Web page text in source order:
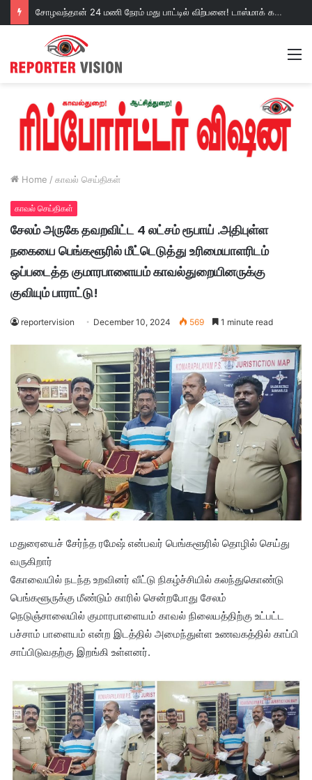
சோழவந்தான் 24 மணி நேரம் மது பாட்டில் விற்பனை! டாஸ்மாக் கடையை அகற்றக்கோரி பெண்கள் முற்றுகை போராட்டம்!https://youtu.be/y9p916tqOMs?si=p7N7Qbivb3WsTj2W
Home / காவல் செய்திகள்
காவல் செய்திகள்
சேலம் அருகே தவறவிட்ட 4 லட்சம் ரூபாய் .அதிபுள்ள
நகையை பெங்களூரில் மீட்டெடுத்து உரிமையாளரிடம்
ஒப்படைத்த குமாரபாளையம் காவல்துறையினருக்கு
குவியும் பாராட்டு!
reportervision December 10, 2024 569 1 minute read
மதுரையைச் சேர்ந்த ரமேஷ் என்பவர் பெங்களூரில் தொழில் செய்து
வருகிறார்
கோவையில் நடந்த உறவினர் வீட்டு நிகழ்ச்சியில் கலந்துகொண்டு
பெங்களூருக்கு மீண்டும் காரில் சென்றபோது சேலம்
நெடுஞ்சாலையில் குமாரபாளையம் காவல் நிலையத்திற்கு உட்பட்ட
பச்சாம் பாளையம் என்ற இடத்தில் அமைந்துள்ள உணவகத்தில் காப்பி
சாப்பிடுவதற்கு இறங்கி உள்ளனர்.